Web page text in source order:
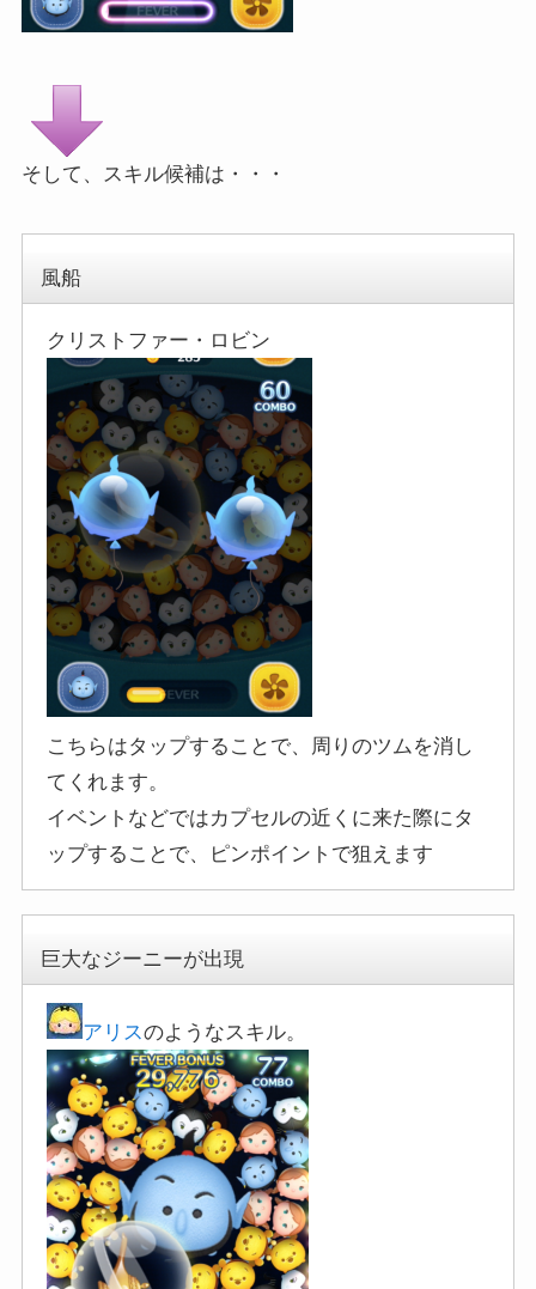
そして、スキル候補は・・・
風船
クリストファー・ロビン
こちらはタップすることで、周りのツムを消し
てくれます。
イベントなどではカプセルの近くに来た際にタ
ップすることで、ピンポイントで狙えます
巨大なジーニーが出現
アリスのようなスキル。